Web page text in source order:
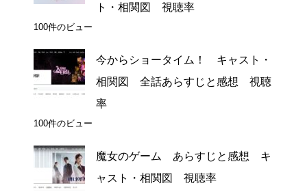
ト・相関図 視聴率
100件のビュー
今からショータイム！ キャスト・
相関図 全話あらすじと感想 視聴
率
100件のビュー
魔女のゲーム あらすじと感想 キ
ャスト・相関図 視聴率